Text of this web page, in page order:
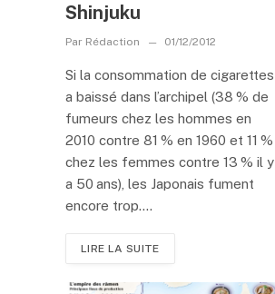
Shinjuku
Par Rédaction 01/12/2012
Si la consommation de cigarettes
a baissé dans l’archipel (38 % de
fumeurs chez les hommes en
2010 contre 81 % en 1960 et 11 %
chez les femmes contre 13 % il y
a 50 ans), les Japonais fument
encore trop....
LIRE LA SUITE